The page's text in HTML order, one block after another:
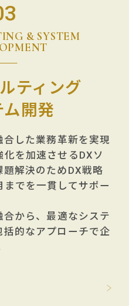
& SYSTEM
ティング
ム開発
した業務革新を実現
を加速させるDXソ
題解決のためDX戦略
でを一貫してサポー
から、最適なシステ
的なアプローチで企